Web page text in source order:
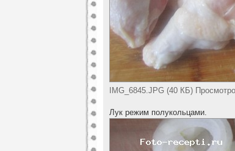
IMG_6845.JPG (40 КБ)
Лук режим полукольцами.